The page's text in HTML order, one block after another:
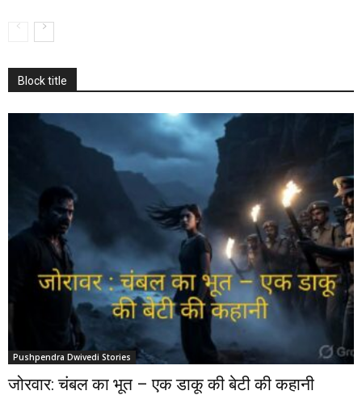
Block title
Pushpendra Dwivedi Stories
जोरवार: चंबल का भूत – एक डाकू की बेटी की कहानी